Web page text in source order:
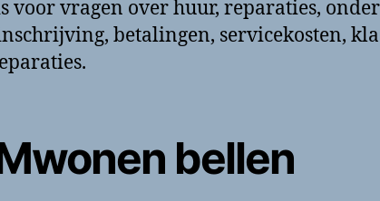
voor vragen over huur, reparaties,
betalingen, servicekosten,
bellen